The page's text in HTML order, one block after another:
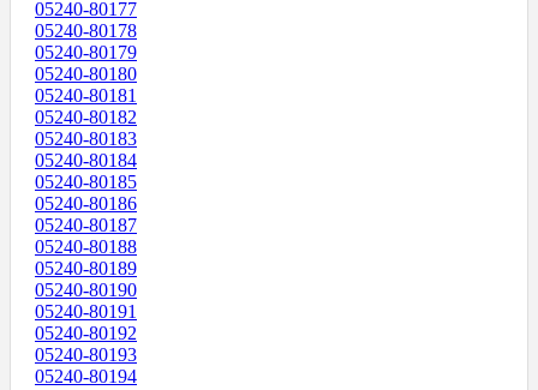
05240-80177
05240-80178
05240-80179
05240-80180
05240-80181
05240-80182
05240-80183
05240-80184
05240-80185
05240-80186
05240-80187
05240-80188
05240-80189
05240-80190
05240-80191
05240-80192
05240-80193
05240-80194